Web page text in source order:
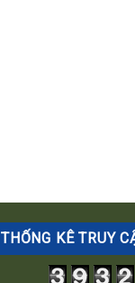
THỐNG KÊ TRUY